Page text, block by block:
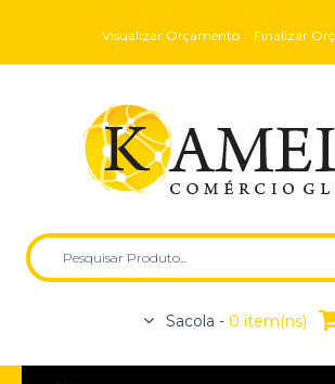
Visualizar Orçamento Finalizar
Sacola - 0 item(ns)